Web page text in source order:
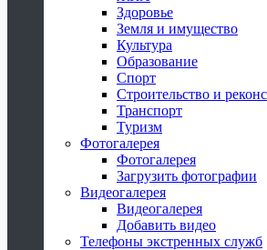
Здоровье
Земля и имущество
Культура
Образование
Спорт
Строительство и
Транспорт
Туризм
Фотогалерея
Фотогалерея
Загрузить фотографии
Видеогалерея
Видеогалерея
Добавить видео
Телефоны экстренных служб